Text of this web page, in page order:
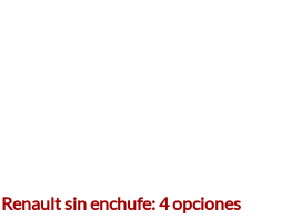
sin enchufe: 4 opciones